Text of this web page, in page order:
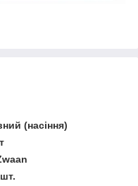
(насіння)